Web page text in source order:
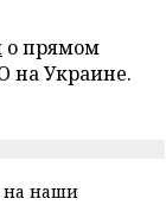
о прямом
на Украине.
на наши